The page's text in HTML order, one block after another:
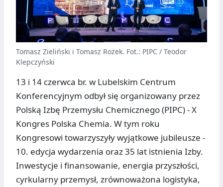
Tomasz Zieliński i Tomasz Rożek. Fot.: PIPC / Teodor
Klepczyński
13 i 14 czerwca br. w Lubelskim Centrum
Konferencyjnym odbył się organizowany przez
Polską Izbę Przemysłu Chemicznego (PIPC) - X
Kongres Polska Chemia. W tym roku
Kongresowi towarzyszyły wyjątkowe jubileusze -
10. edycja wydarzenia oraz 35 lat istnienia Izby.
Inwestycje i finansowanie, energia przyszłości,
cyrkularny przemysł, zrównoważona logistyka,